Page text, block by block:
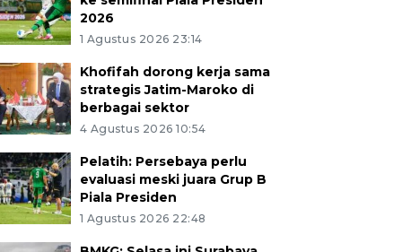
2026
1 Agustus 2026 23:14
Khofifah dorong kerja sama
strategis Jatim-Maroko di
berbagai sektor
4 Agustus 2026 10:54
Pelatih: Persebaya perlu
evaluasi meski juara Grup B
Piala Presiden
1 Agustus 2026 22:48